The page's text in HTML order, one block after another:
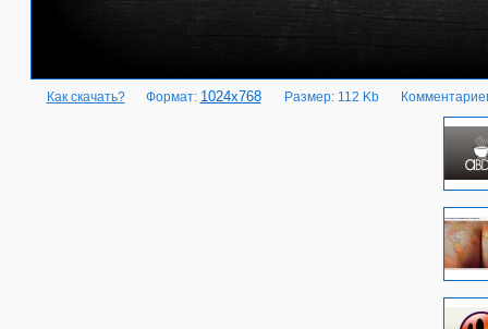
Как скачать? Формат: 1024x768 Размер: 112 Kb